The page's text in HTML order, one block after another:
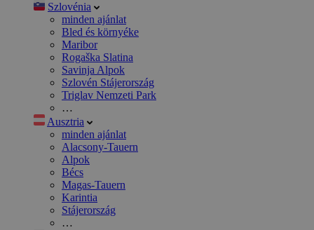
Szlovénia
minden ajánlat
Bled és környéke
Maribor
Rogaška Slatina
Savinja Alpok
Szlovén Stájerország
Triglav Nemzeti Park
…
Ausztria
minden ajánlat
Alacsony-Tauern
Alpok
Bécs
Magas-Tauern
Karintia
Stájerország
…